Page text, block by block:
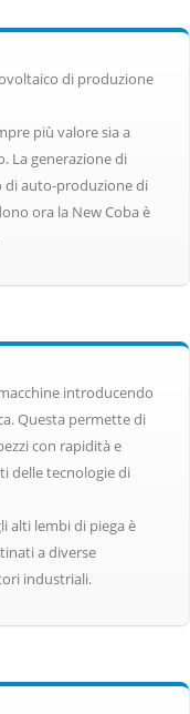
di produzione
più valore sia a
La generazione di
di auto-produzione di
ora la New Coba è
introducendo
Questa permette di
con rapidità e
delle tecnologie di
alti lembi di piega è
a diverse
industriali.